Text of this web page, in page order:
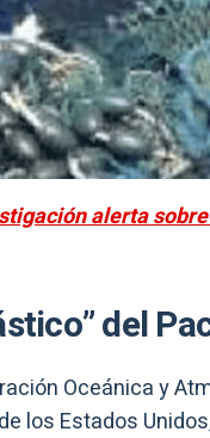
alerta
del
Oceánica y
los Estados